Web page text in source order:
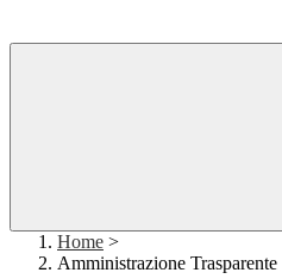
Home >
Amministrazione Trasparente